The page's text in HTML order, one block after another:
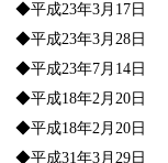
◆平成23年3月17日
◆平成23年3月28日
◆平成23年7月14日
◆平成18年2月20日
◆平成18年2月20日
◆平成31年3月29日